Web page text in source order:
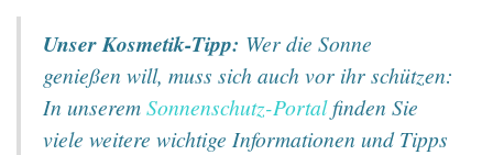
Unser Kosmetik-Tipp: Wer die Sonne
genießen will, muss sich auch vor ihr schützen:
In unseremSonnenschutz-Portalfinden Sie
viele weitere wichtige Informationen und Tipps